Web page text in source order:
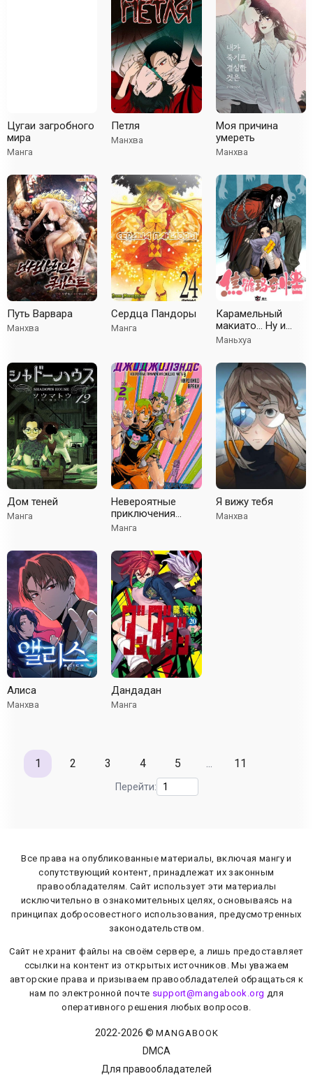
Цугаи загробного
мира
Манга
Петля
Манхва
Моя причина
умереть
Манхва
Путь Варвара
Манхва
Сердца Пандоры
Манга
Карамельный
макиато... Ну и
странь!
Маньхуа
Дом теней
Манга
Невероятные
приключения
ДжоДжо — Часть
(В цвете)
Манга
Я вижу тебя
Манхва
Алиса
Манхва
Дандадан
Манга
1 2 3 4 5 11
Перейти:
Все права на опубликованные материалы, включая мангу и
сопутствующий контент, принадлежат их законным
правообладателям. Сайт использует эти материалы
исключительно в ознакомительных целях, основываясь на
принципах добросовестного использования, предусмотренных
законодательством.
Сайт не хранит файлы на своём сервере, а лишь предоставляет
ссылки на контент из открытых источников. Мы уважаем
авторские права и призываем правообладателей обращаться к
нам по электронной почте support@mangabook.org для
оперативного решения любых вопросов.
2022-2026 © MANGABOOK
DMCA
Для правообладателей